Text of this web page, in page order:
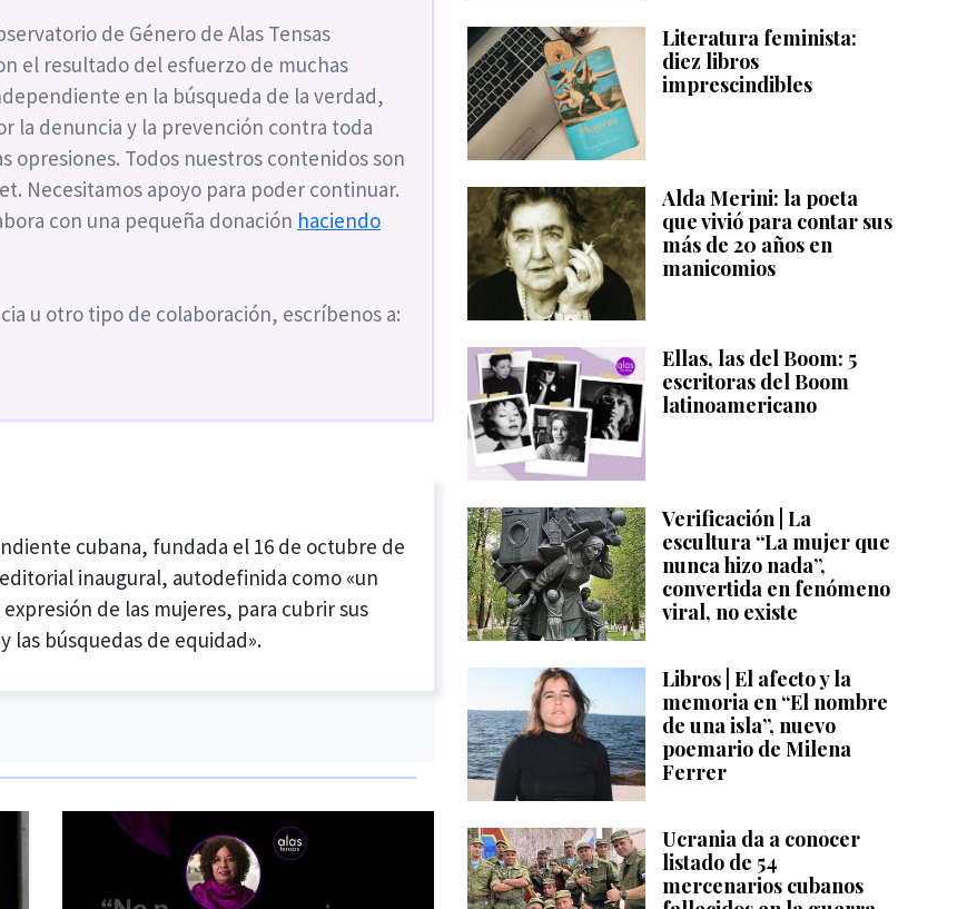
de Género de Alas Tensas
el resultado del esfuerzo de muchas
en la búsqueda de la verdad,
la denuncia y la prevención contra toda
opresiones. Todos nuestros contenidos son
Necesitamos apoyo para poder continuar.
con una pequeña donación haciendo
u otro tipo de colaboración, escríbenos a:
cubana, fundada el 16 de octubre de
editorial inaugural, autodefinida como «un
expresión de las mujeres, para cubrir sus
las búsquedas de equidad».
Literatura feminista:
diez libros
imprescindibles
Alda Merini: la poeta
que vivió para contar sus
más de 20 años en
manicomios
Ellas, las del Boom: 5
escritoras del Boom
latinoamericano
Verificación | La
escultura “La mujer que
nunca hizo nada”,
convertida en fenómeno
viral, no existe
Libros | El afecto y la
memoria en “El nombre
de una isla”, nuevo
poemario de Milena
Ferrer
Ucrania da a conocer
listado de 54
mercenarios cubanos